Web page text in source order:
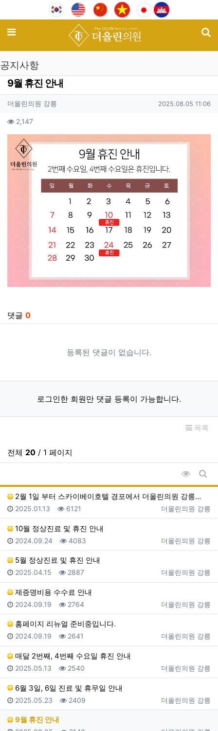
메뉴
공지사항
9월 휴진 안내
작성자 정보
더올린의원 강릉 작성일
2025.08.05 11:06
컨텐츠 정보
2,147조회
본문
댓글 0
등록된 댓글이 없습니다.
로그인한 회원만 댓글 등록이 가능합니다.
목록
전체 20 / 1 페이지
조회순
게
2월 1일 부터 스카이베이호텔 경포에서 더올린의원 강릉…
등록자
더올린의원 강릉
등록일
2025.01.13 조회
6121
10월 정상진료 및 휴진 안내
등록자
더올린의원 강릉
등록일
2024.09.24 조회
4083
5월 정상진료 및 휴진 안내
등록자
더올린의원 강릉
등록일
2025.04.15 조회
2887
제증명비용 수수료 안내
등록자
더올린의원 강릉
등록일
2024.09.19 조회
2764
홈페이지 리뉴얼 준비중입니다.
등록자
더올린의원 강릉
등록일
2024.09.19 조회
2641
매달 2번째, 4번째 수요일 휴진 안내
등록자
더올린의원 강릉
등록일
2025.05.13 조회
2540
6월 3일, 6일 진료 및 휴무일 안내
등록자
더올린의원 강릉
등록일
2025.05.23 조회
2409
9월 휴진 안내